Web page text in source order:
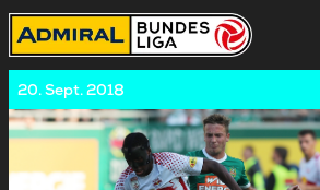
20. Sept. 2018